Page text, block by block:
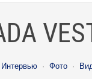
Интервью · Фото ·